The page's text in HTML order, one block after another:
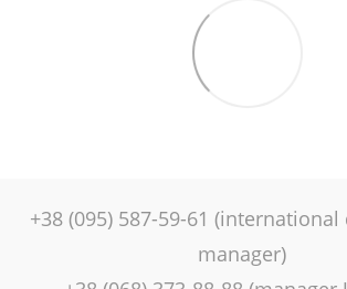
+38 (095) 587-59-61
manager)